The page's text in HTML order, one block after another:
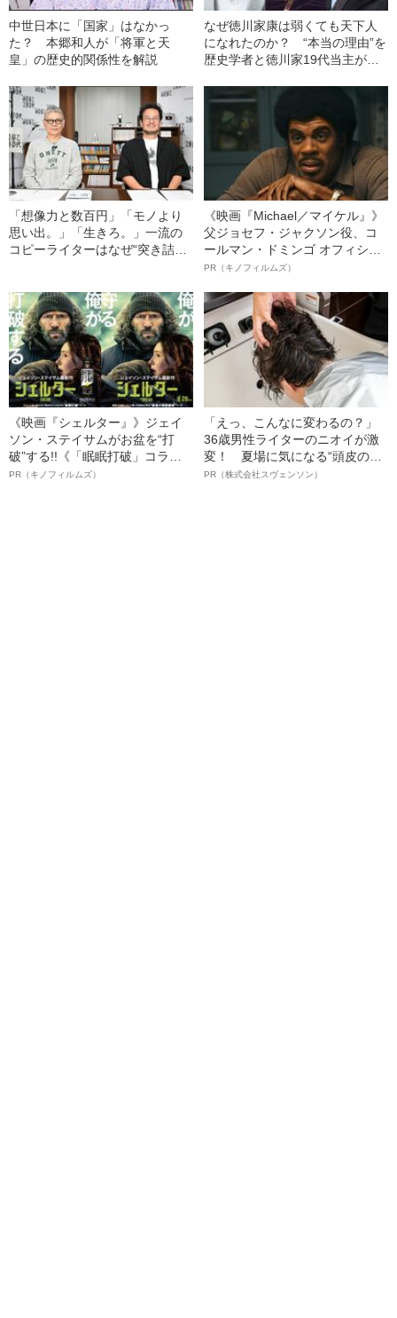
中世日本に「国家」はなかっ
た？ 本郷和人が「将軍と天
皇」の歴史的関係性を解説
なぜ徳川家康は弱くても天下人
になれたのか？ “本当の理由”を
歴史学者と徳川家19代当主が暴
「想像力と数百円」「モノより
思い出。」「生きろ。」一流の
コピーライターはなぜ“突き詰め
《映画『Michael／マイケル』》
父ジョセフ・ジャクソン役、コ
ールマン・ドミンゴ オフィシャ
ルインタビュー“観客を魅了した
語る”《日本興収70億円突破》
PR（キノフィルムズ）
《映画『シェルター』》ジェイ
ソン・ステイサムがお盆を“打
破”する!!《「眠眠打破」コラ
ボ》
PR（キノフィルムズ）
「えっ、こんなに変わるの？」
36歳男性ライターのニオイが激
変！ 夏場に気になる“頭皮のニ
オイ”や“ベタつき”を解消す
PR（株式会社スヴェンソン）